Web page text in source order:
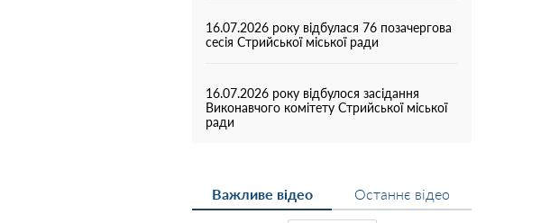
16.07.2026 року відбулася 76 позачергова
сесія Стрийської міської ради
16.07.2026 року відбулося засідання
Виконавчого комітету Стрийської міської
ради
Важливе відео Останнє відео